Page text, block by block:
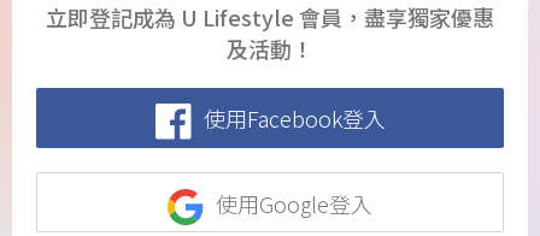
立即登記成為 U Lifestyle 會員，盡享獨家優惠
及活動！
使用Facebook登入
使用Google登入